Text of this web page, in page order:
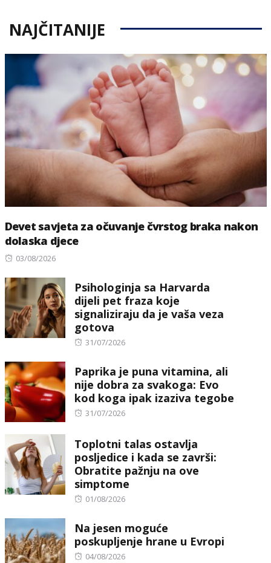
NAJČITANIJE
Devet savjeta za očuvanje čvrstog braka nakon
dolaska djece
Posted
03/08/2026
Psihologinja sa Harvarda
dijeli pet fraza koje
signaliziraju da je vaša veza
gotova
Posted
31/07/2026
Paprika je puna vitamina, ali
nije dobra za svakoga: Evo
kod koga ipak izaziva tegobe
Posted
31/07/2026
Toplotni talas ostavlja
posljedice i kada se završi:
Obratite pažnju na ove
simptome
Posted
01/08/2026
Na jesen moguće
poskupljenje hrane u Evropi
Posted
04/08/2026